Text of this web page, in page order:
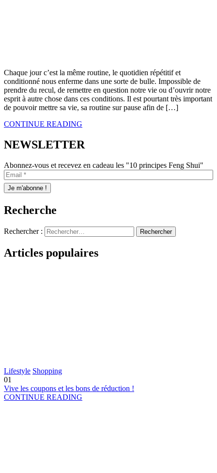
Chaque jour c’est la même routine, le quotidien répétitif et
conditionné nous enferme dans une sorte de bulle. Impossible de
prendre du recul, de remettre en question notre vie ou d’ouvrir notre
esprit à autre chose dans ces conditions. Il est pourtant très important
de pouvoir mettre sa vie, sa routine sur pause afin de […]
CONTINUE READING
NEWSLETTER
Abonnez-vous et recevez en cadeau les "10 principes Feng Shui"
Recherche
Rechercher :
Articles populaires
Lifestyle Shopping
01
Vive les coupons et les bons de réduction !
CONTINUE READING